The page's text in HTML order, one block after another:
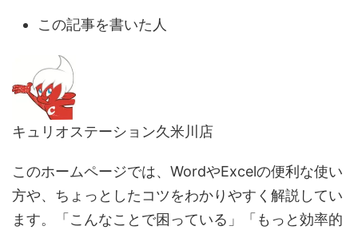
この記事を書いた人
キュリオステーション久米川店
このホームページでは、WordやExcelの便利な使い
方や、ちょっとしたコツをわかりやすく解説してい
ます。「こんなことで困っている」「もっと効率的